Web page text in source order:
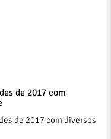
de 2017 com
de 2017 com diversos